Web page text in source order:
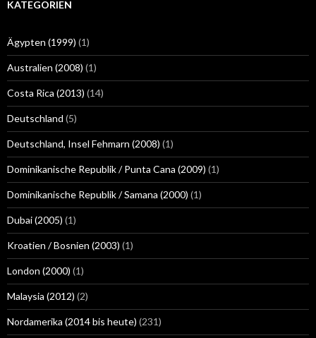
KATEGORIEN
Ägypten (1999) (1)
Australien (2008) (1)
Costa Rica (2013) (14)
Deutschland (5)
Deutschland, Insel Fehmarn (2008) (1)
Dominikanische Republik / Punta Cana (2009) (1)
Dominikanische Republik / Samana (2000) (1)
Dubai (2005) (1)
Kroatien / Bosnien (2003) (1)
London (2000) (1)
Malaysia (2012) (2)
Nordamerika (2014 bis heute) (231)